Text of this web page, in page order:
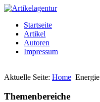
Startseite
Artikel
Autoren
Impressum
Aktuelle Seite: Home Energie
Themenbereiche